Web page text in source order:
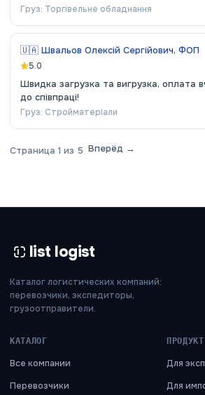
Груз: Торгівельне обладнання
🇺🇦 Швальов Олексій Сергійович, ФОП
5.0
Швидка загрузка та вигрузка, оплата
до співпраці!
Груз: Стройматеріали
Страница 1 из 5 Вперёд →
list logist
Каталог логистических компаний:
перевозчики, экспедиторы,
грузоотправители.
КАТАЛОГ
Все компании
Перевозчики
ПРОДУКТ
Для
Для